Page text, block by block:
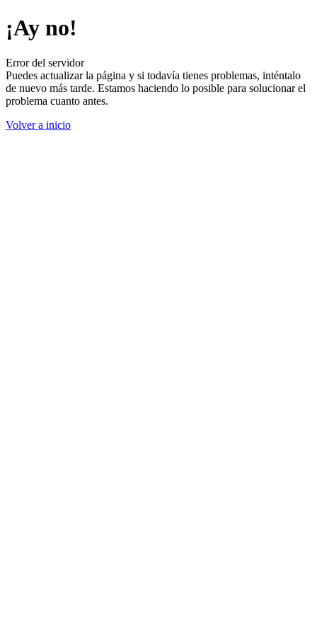
¡Ay no!
Error del servidor
Puedes actualizar la página y si todavía tienes problemas, inténtalo
de nuevo más tarde. Estamos haciendo lo posible para solucionar el
problema cuanto antes.
Volver a inicio